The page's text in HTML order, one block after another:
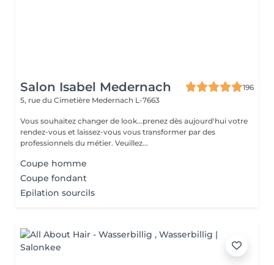
Salon Isabel Medernach
196
5, rue du Cimetière Medernach L-7663
Vous souhaitez changer de look...prenez dès aujourd'hui votre
rendez-vous et laissez-vous vous transformer par des
professionnels du métier. Veuillez...
Coupe homme
Coupe fondant
Epilation sourcils